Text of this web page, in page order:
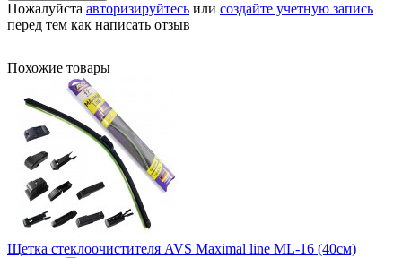
Пожалуйста авторизируйтесь или создайте учетную запись
перед тем как написать отзыв
Похожие товары
Щетка стеклоочистителя AVS Maximal line ML-16 (40см)